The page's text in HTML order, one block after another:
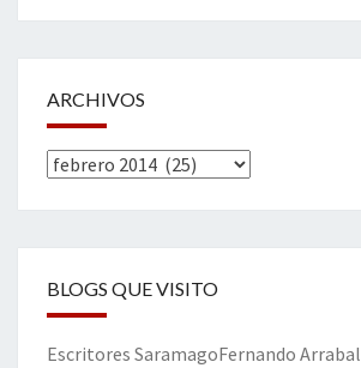
ARCHIVOS
Archivos
BLOGS QUE VISITO
Escritores SaramagoFernando Arrabal